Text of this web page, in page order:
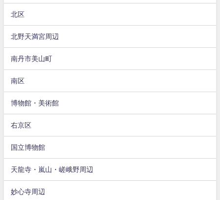
北区
北野天満宮周辺
南丹市美山町
南区
博物館・美術館
右京区
国立博物館
天龍寺・嵐山・嵯峨野周辺
妙心寺周辺